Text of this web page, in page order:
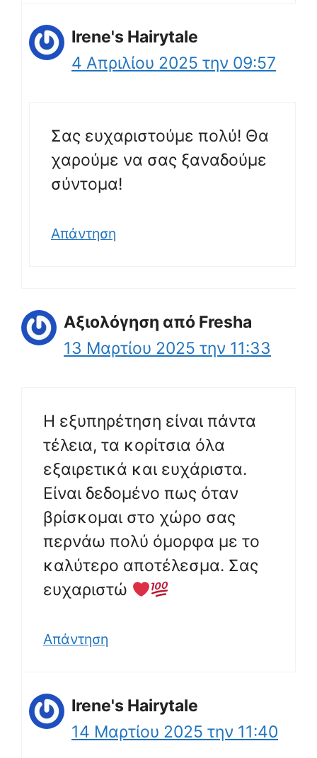
Irene's Hairytale
4 Απριλίου 2025 την 09:57
Σας ευχαριστούμε πολύ! Θα
χαρούμε να σας ξαναδούμε
σύντομα!
Απάντηση
Αξιολόγηση από Fresha
13 Μαρτίου 2025 την 11:33
Η εξυπηρέτηση είναι πάντα
τέλεια, τα κορίτσια όλα
εξαιρετικά και ευχάριστα.
Είναι δεδομένο πως όταν
βρίσκομαι στο χώρο σας
περνάω πολύ όμορφα με το
καλύτερο αποτέλεσμα. Σας
ευχαριστώ
Απάντηση
Irene's Hairytale
14 Μαρτίου 2025 την 11:40